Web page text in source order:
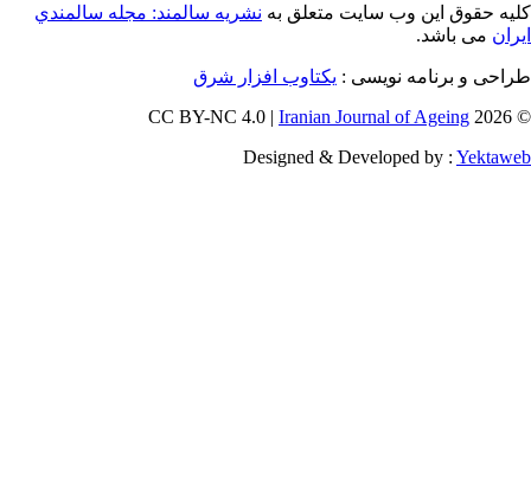
سایت متعلق بهنشريه سالمند: مجله سالمندي
: یکتاوب افزار شرق
Iranian
Designed &